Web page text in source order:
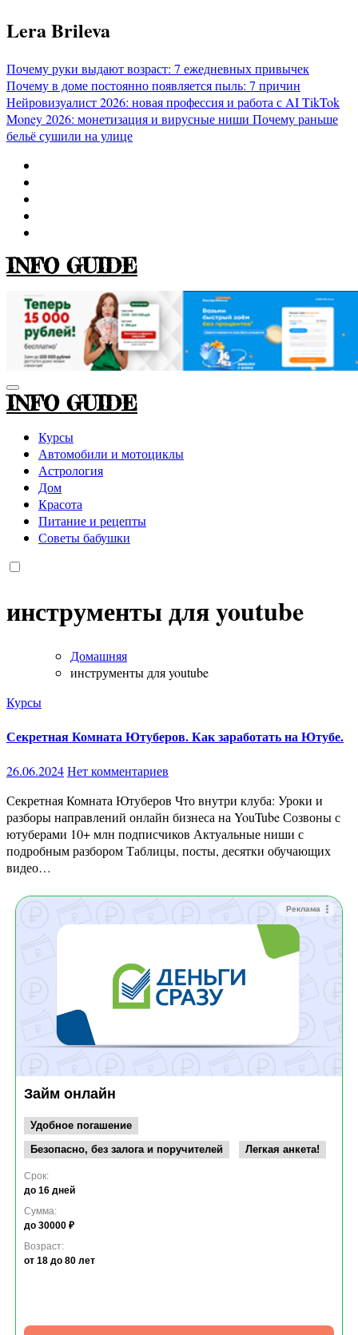
Перейти
к
Lera Brileva
Почему руки выдают возраст: 7 ежедневных привычек
Почему в доме постоянно появляется пыль: 7 причин
Нейровизуалист 2026: новая профессия и работа с AITikTok
Money 2026: монетизация и вирусные ниши Почему раньше
бельё сушили на улице
INFO GUIDE
INFO GUIDE
Курсы
Автомобили и мотоциклы
Астрология
Дом
Красота
Питание и рецепты
Советы бабушки
инструменты для youtube
Домашняя
инструменты для youtube
Курсы
Секретная Комната Ютуберов. Как заработать на Ютубе.
26.06.2024Нет комментариев
Секретная Комната Ютуберов Что внутри клуба: Уроки и
разборы направлений онлайн бизнеса на YouTube Созвоны с
ютуберами 10+ млн подписчиков Актуальные ниши с
подробным разбором Таблицы, посты, десятки обучающих
видео…
Реклама
Займ онлайн
Удобное погашение
Безопасно, без залога и поручителей
Легкая анкета!
Срок:
до 16 дней
Сумма:
до 30000 ₽
Возраст:
от 18 до 80 лет